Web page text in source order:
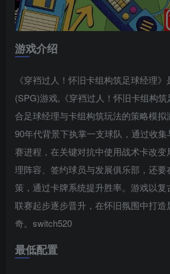
游戏介绍
《穿裆过人！怀旧卡组构筑足球经理
(SPG)游戏,《穿裆过人！怀旧卡组构
合足球经理与卡组构筑玩法的策略模拟
90年代背景下执掌一支球队，通过收
赛进程，在关键对抗中使用战术卡改
理阵容、签约球员与发展俱乐部，还
策，通过卡牌系统提升胜率。游戏以复
联赛起步逐步晋升，在怀旧氛围中打
奇。switch520
最低配置